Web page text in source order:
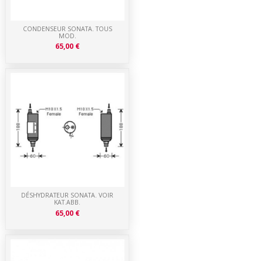
DÉSHYDRATEUR SONATA. VOIR
KAT.ABB.
65,00 €
CONDENSEUR SONATA. TOUS
MOD.
65,00 €